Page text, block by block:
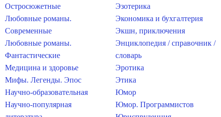
Остросюжетные
Любовные романы.
Современные
Любовные романы.
Фантастические
Медицина и здоровье
Мифы. Легенды. Эпос
Научно-образовательная
Научно-популярная
Эзотерика
Экономика и бухгалтерия
Экшн, приключения
Энциклопедия / справочник /
словарь
Эротика
Этика
Юмор
Юмор. Программистов